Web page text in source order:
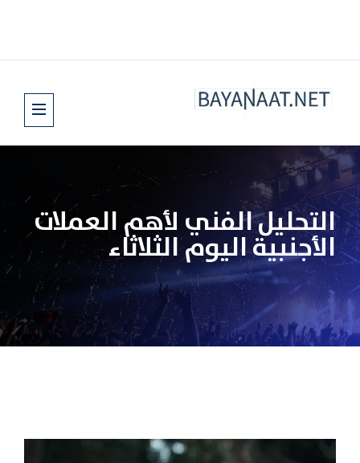
التحليل الفني لأهم العملات
الأجنبية اليوم الثلاثاء